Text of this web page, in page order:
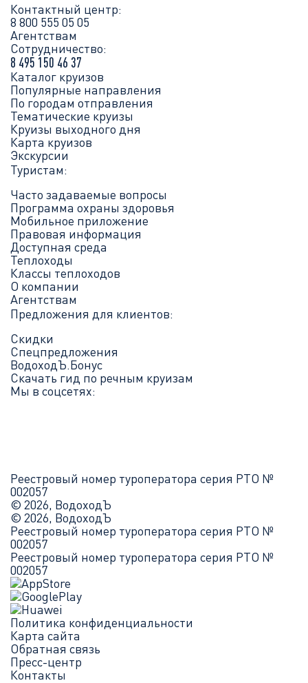
Контактный центр:
8 800 555 05 05
Агентствам
Сотрудничество:
8 495 150 46 37
Каталог круизов
Популярные направления
По городам отправления
Тематические круизы
Круизы выходного дня
Карта круизов
Экскурсии
Туристам:
Часто задаваемые вопросы
Программа охраны здоровья
Мобильное приложение
Правовая информация
Доступная среда
Теплоходы
Классы теплоходов
О компании
Агентствам
Предложения для клиентов:
Скидки
Спецпредложения
ВодоходЪ.Бонус
Скачать гид по речным круизам
Мы в соцсетях:
Реестровый номер туроператора серия РТО №
002057
© 2026, ВодоходЪ
© 2026, ВодоходЪ
Реестровый номер туроператора серия РТО №
002057
Реестровый номер туроператора серия РТО №
002057
Политика конфиденциальности
Карта сайта
Обратная связь
Пресс-центр
Контакты